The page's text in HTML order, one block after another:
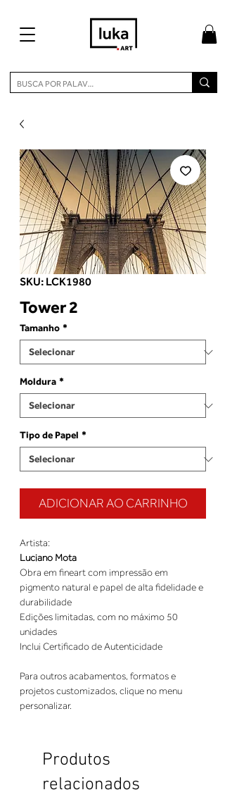
SKU: LCK1980
Tower 2
Tamanho *
Moldura *
Tipo de Papel *
ADICIONAR AO CARRINHO
Artista:
Luciano Mota
Obra em fineart com impressão em
pigmento natural e papel de alta fidelidade e
durabilidade
Edições limitadas, com no máximo 50
unidades
Inclui Certificado de Autenticidade
Para outros acabamentos, formatos e
projetos customizados, clique no menu
personalizar.
Produtos
relacionados